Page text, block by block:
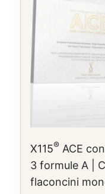
X115® ACE
3 formule A |
flaconcini